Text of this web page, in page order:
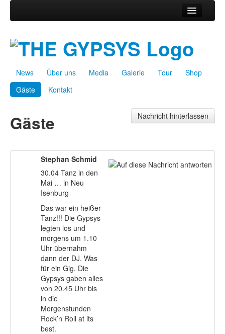
Über uns
Galerie
Tour
Gäste
News Über uns Media Galerie Tour
Shop
Gäste
Kontakt
Gäste Nachricht hinterlassen
Stephan Schmid
30.04 Tanz in den
Mai … in Neu
Isenburg
Das war ein heißer
Tanz!!! Die Gypsys
legten los und
morgens um 1.10
Uhr übernahm
dann der DJ. Was
für ein Gig. Die
Gypsys gaben alles
von 20.45 Uhr bis
in die
Morgenstunden
Rock’n Roll at its
best.